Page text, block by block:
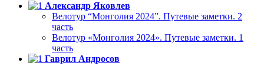
Александр Яковлев
Велотур “Монголия 2024”. Путевые заметки. 2
часть
Велотур «Монголия 2024». Путевые заметки. 1
часть
Гаврил Андросов